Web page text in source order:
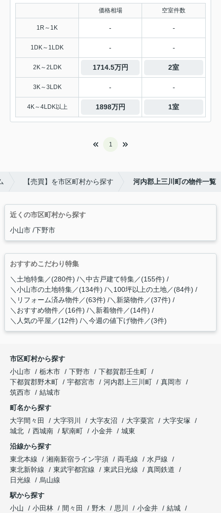
価格相場 空室件数
1R～1K - -
1DK～1LDK - -
2K～2LDK 1714.5万円 2室
3K～3LDK - -
4K～4LDK以上 1898万円 1室
1
【売買】を市区町村から探す 河内郡上三川町の物件一覧
近くの市区町村から探す
小山市 下野市
おすすめこだわり特集
＼土地特集／(280件) ＼中古戸建て特集／(155件)
＼小山市の土地特集／(134件) ＼100坪以上の土地／(84件)
＼リフォーム済み物件／(63件) ＼新築物件／(37件)
＼おすすめ物件／(16件) ＼新着物件／(14件)
＼人気の平屋／(12件) ＼今週の値下げ物件／(3件)
市区町村から探す
小山市
栃木市 下野市
下都賀郡壬生町
下都賀郡野木町
宇都宮市 河内郡上三川町
真岡市
筑西市
結城市
町名から探す
大字間々田
大字羽川 大字友沼 大字粟宮
大字安塚
城北
西城南 駅南町 小金井
城東
沿線から探す
東北本線
湘南新宿ライン宇須 両毛線
水戸線
東北新幹線
東武宇都宮線 東武日光線
真岡鉄道
日光線
烏山線
駅から探す
小山
小田林 間々田 野木 思川 小金井
結城